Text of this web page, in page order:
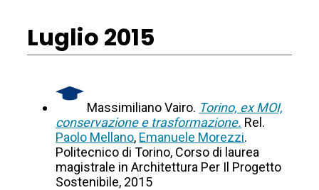
Luglio 2015
Massimiliano Vairo. Torino, ex MOI,
conservazione e trasformazione. Rel.
Paolo Mellano, Emanuele Morezzi.
Politecnico di Torino, Corso di laurea
magistrale in Architettura Per Il Progetto
Sostenibile, 2015